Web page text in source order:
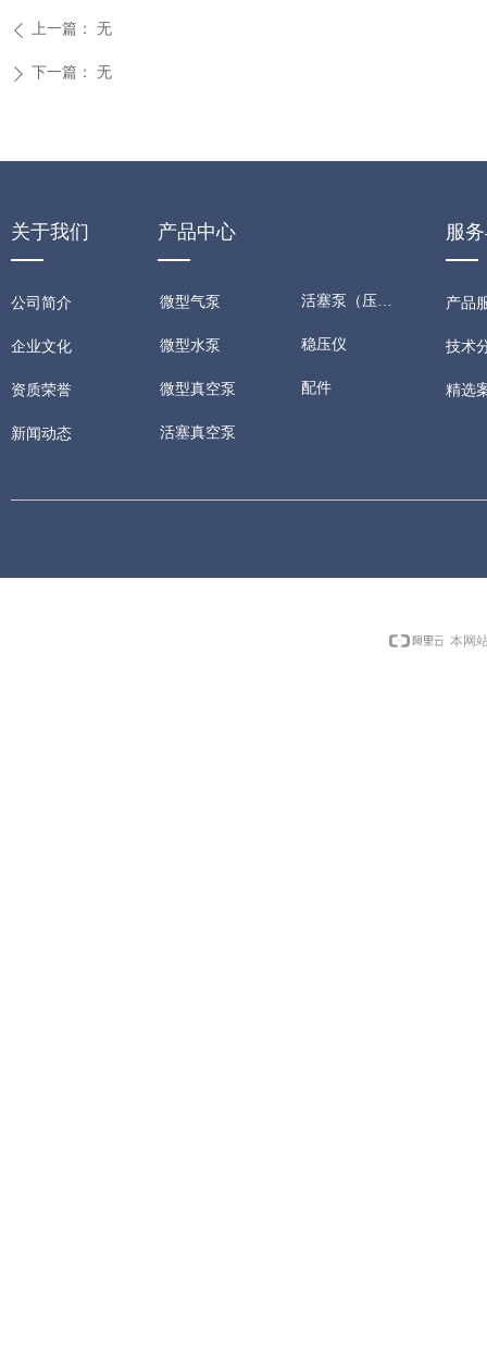
ꄴ 上一篇： 无
ꄲ 下一篇： 无
产品中心
微型气泵
微型水泵
微型真空泵
活塞真空泵
关于我们
公司简介
企业文化
资质荣誉
新闻动态
服
产品
技术
精选
活塞泵（压缩机）
稳压仪
配件
本网